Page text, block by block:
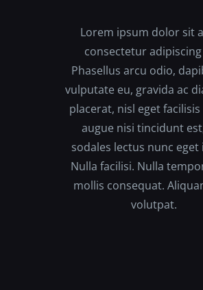
Lorem ipsum dolor sit
consectetur
Phasellus arcu odio,
vulputate eu, gravida ac
placerat, nisl eget facilisis
augue nisi tincidunt
sodales lectus nunc eget
Nulla facilisi. Nulla
mollis consequat.
volutpat.